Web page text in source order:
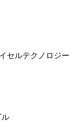
セルテクノロジー
ル